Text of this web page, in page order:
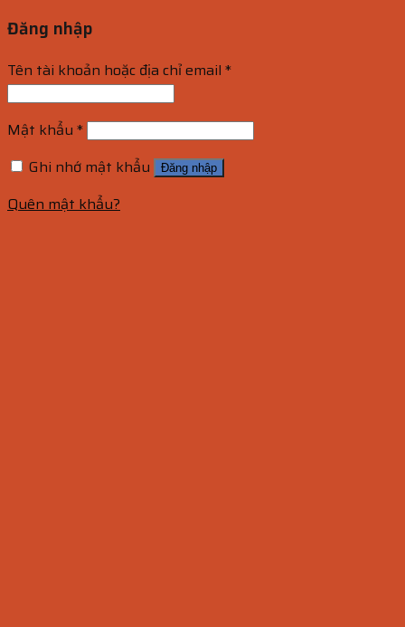
Đăng nhập
Tên tài khoản hoặc địa chỉ email *
Mật khẩu *
Ghi nhớ mật khẩu
Đăng nhập
Quên mật khẩu?